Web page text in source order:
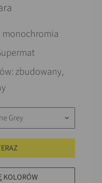
monochromia
zbudowany,
Grey keyboard_arrow_down
KOLORÓW